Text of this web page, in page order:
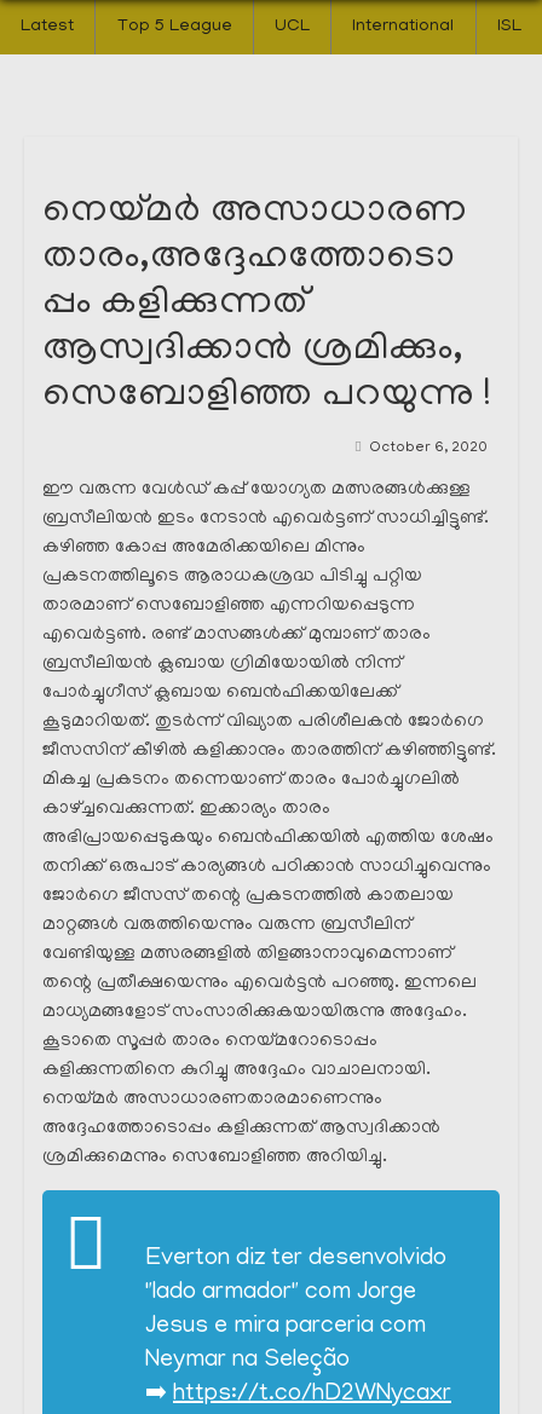
Latest Top 5 League UCL International ISL
നെയ്‌മർ അസാധാരണ
താരം,അദ്ദേഹത്തോടൊ
പ്പം കളിക്കുന്നത്
ആസ്വദിക്കാൻ ശ്രമിക്കും,
സെബോളിഞ്ഞ പറയുന്നു !
October 6, 2020
ഈ വരുന്ന വേൾഡ് കപ്പ് യോഗ്യത മത്സരങ്ങൾക്കുള്ള
ബ്രസീലിയൻ ഇടം നേടാൻ എവെർട്ടണ് സാധിച്ചിട്ടുണ്ട്.
കഴിഞ്ഞ കോപ്പ അമേരിക്കയിലെ മിന്നും
പ്രകടനത്തിലൂടെ ആരാധകശ്രദ്ധ പിടിച്ചു പറ്റിയ
താരമാണ് സെബോളിഞ്ഞ എന്നറിയപ്പെടുന്ന
എവെർട്ടൺ. രണ്ട് മാസങ്ങൾക്ക് മുമ്പാണ് താരം
ബ്രസീലിയൻ ക്ലബായ ഗ്രിമിയോയിൽ നിന്ന്
പോർച്ചുഗീസ് ക്ലബായ ബെൻഫിക്കയിലേക്ക്
കൂടുമാറിയത്. തുടർന്ന് വിഖ്യാത പരിശീലകൻ ജോർഗെ
ജീസസിന് കീഴിൽ കളിക്കാനും താരത്തിന് കഴിഞ്ഞിട്ടുണ്ട്.
മികച്ച പ്രകടനം തന്നെയാണ് താരം പോർച്ചുഗലിൽ
കാഴ്ച്ചവെക്കുന്നത്. ഇക്കാര്യം താരം
അഭിപ്രായപ്പെടുകയും ബെൻഫിക്കയിൽ എത്തിയ ശേഷം
തനിക്ക് ഒരുപാട് കാര്യങ്ങൾ പഠിക്കാൻ സാധിച്ചുവെന്നും
ജോർഗെ ജീസസ് തന്റെ പ്രകടനത്തിൽ കാതലായ
മാറ്റങ്ങൾ വരുത്തിയെന്നും വരുന്ന ബ്രസീലിന്
വേണ്ടിയുള്ള മത്സരങ്ങളിൽ തിളങ്ങാനാവുമെന്നാണ്
തന്റെ പ്രതീക്ഷയെന്നും എവെർട്ടൻ പറഞ്ഞു. ഇന്നലെ
മാധ്യമങ്ങളോട് സംസാരിക്കുകയായിരുന്നു അദ്ദേഹം.
കൂടാതെ സൂപ്പർ താരം നെയ്മറോടൊപ്പം
കളിക്കുന്നതിനെ കുറിച്ചു അദ്ദേഹം വാചാലനായി.
നെയ്മർ അസാധാരണതാരമാണെന്നും
അദ്ദേഹത്തോടൊപ്പം കളിക്കുന്നത് ആസ്വദിക്കാൻ
ശ്രമിക്കുമെന്നും സെബോളിഞ്ഞ അറിയിച്ചു.
Everton diz ter desenvolvido
"lado armador" com Jorge
Jesus e mira parceria com
Neymar na Seleção
➡️ https://t.co/hD2WNycaxr